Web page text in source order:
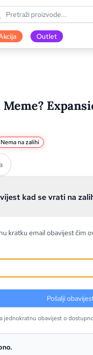
Outlet
Nema na zalihi
kad se vrati na
kratku email obavijest čim
Pošalji
jednokratnu obavijest o